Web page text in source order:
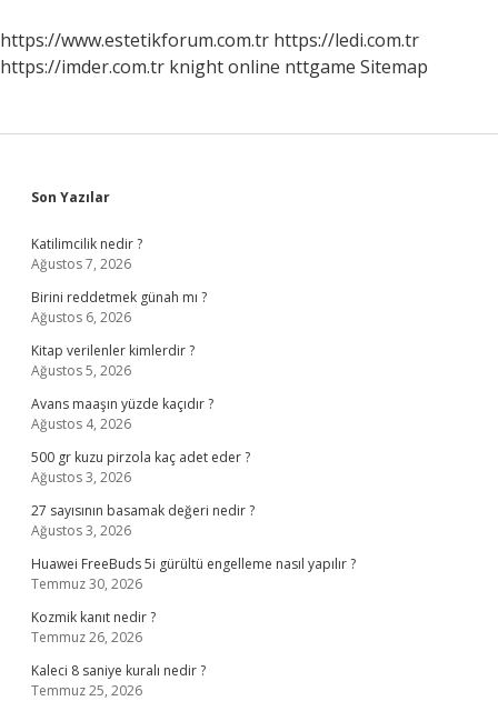
https://www.estetikforum.com.tr https://ledi.com.tr
https://imder.com.tr knight online nttgame Sitemap
Sidebar
Son Yazılar
Katilimcilik nedir ?
Ağustos 7, 2026
Birini reddetmek günah mı ?
Ağustos 6, 2026
Kitap verilenler kimlerdir ?
Ağustos 5, 2026
Avans maaşın yüzde kaçıdır ?
Ağustos 4, 2026
500 gr kuzu pirzola kaç adet eder ?
Ağustos 3, 2026
27 sayısının basamak değeri nedir ?
Ağustos 3, 2026
Huawei FreeBuds 5i gürültü engelleme nasıl yapılır ?
Temmuz 30, 2026
Kozmik kanıt nedir ?
Temmuz 26, 2026
Kaleci 8 saniye kuralı nedir ?
Temmuz 25, 2026